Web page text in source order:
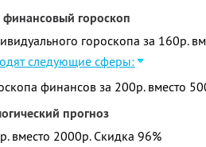
гороскоп
гороскопа за 160р.
следующие сферы:
финансов за 200р. вместо
прогноз
вместо 2000р. Скидка 96%